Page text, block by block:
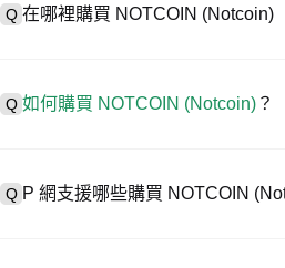
Q 在哪裡購買 NOTCOIN (Notcoin)
輕鬆交易。例如，P 網支援多種代幣
2. 在帳戶中存入法幣或加密貨幣。
3. 在 CEX 中搜尋 NOTCOIN。
Q 如何購買 NOTCOIN (Notcoin) ？
Q P 網支援哪些購買 NOTCOIN